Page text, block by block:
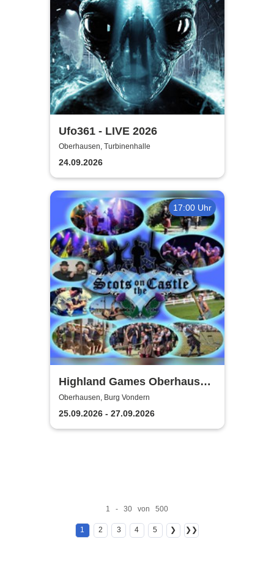
Ufo361 - LIVE 2026
Oberhausen, Turbinenhalle
24.09.2026
17:00 Uhr
Highland Games Oberhausen
& Scottish Festival
Oberhausen, Burg Vondern
25.09.2026 - 27.09.2026
1 - 30 von 500
1 2 3 4 5 ❯ ❯❯